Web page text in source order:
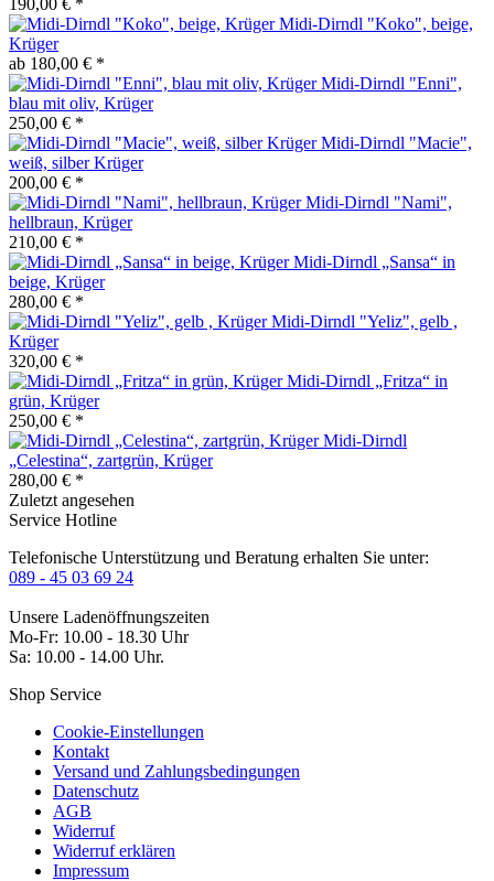
Midi-Dirndl "Koko", beige,
Krüger
ab 180,00 € *
Midi-Dirndl "Enni",
blau mit oliv, Krüger
250,00 € *
Midi-Dirndl "Macie",
weiß, silber Krüger
200,00 € *
Midi-Dirndl "Nami",
hellbraun, Krüger
210,00 € *
Midi-Dirndl „Sansa“ in
beige, Krüger
280,00 € *
Midi-Dirndl "Yeliz", gelb ,
Krüger
320,00 € *
Midi-Dirndl „Fritza“ in
grün, Krüger
250,00 € *
Midi-Dirndl
„Celestina“, zartgrün, Krüger
280,00 € *
Zuletzt angesehen
Service Hotline
Telefonische Unterstützung und Beratung erhalten Sie unter:
089 - 45 03 69 24
Unsere Ladenöffnungszeiten
Mo-Fr: 10.00 - 18.30 Uhr
Sa: 10.00 - 14.00 Uhr.
Shop Service
Cookie-Einstellungen
Kontakt
Versand und Zahlungsbedingungen
Datenschutz
AGB
Widerruf
Widerruf erklären
Impressum